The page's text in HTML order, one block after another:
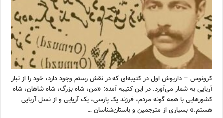
کرونوس – داریوش اول در کتیبه‌ای که در نقش رستم وجود دارد، خود را از تبار
آریایی به شمار می‌آورد. در این کتیبه آمده: «من، شاه بزرگ، شاه شاهان، شاه
کشورهایی با همه گونه مردم، فرزند یک پارسی، یک آریایی و از نسل آریایی
هستم.» بسیاری از مترجمین و باستان‌شناسان …